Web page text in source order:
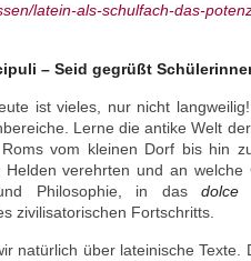
latein-als-schulfach-das-
– Seid gegrüßt
ist vieles, nur nicht
Lerne die antike Welt
vom kleinen Dorf bis hin
Helden verehrten und an
Philosophie, in das
zivilisatorischen Fortschritts.
natürlich über lateinische